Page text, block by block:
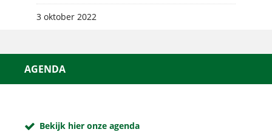
3 oktober 2022
AGENDA
Bekijk hier onze agenda